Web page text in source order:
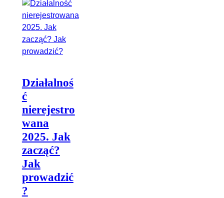
Działalnoś
ć
nierejestro
wana
2025. Jak
zacząć?
Jak
prowadzić
?